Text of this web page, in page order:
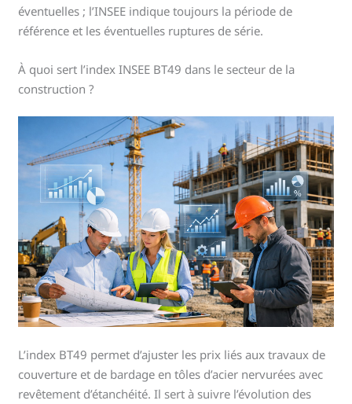
éventuelles ; l’INSEE indique toujours la période de
référence et les éventuelles ruptures de série.
À quoi sert l’index INSEE BT49 dans le secteur de la
construction ?
L’index BT49 permet d’ajuster les prix liés aux travaux de
couverture et de bardage en tôles d’acier nervurées avec
revêtement d’étanchéité. Il sert à suivre l’évolution des